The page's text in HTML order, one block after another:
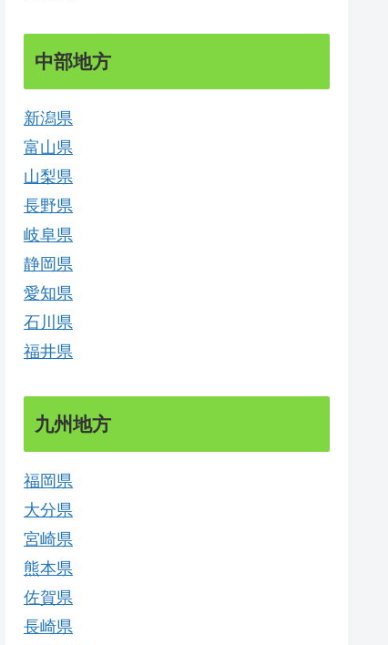
中部地方
新潟県
富山県
山梨県
長野県
岐阜県
静岡県
愛知県
石川県
福井県
九州地方
福岡県
大分県
宮崎県
熊本県
佐賀県
長崎県